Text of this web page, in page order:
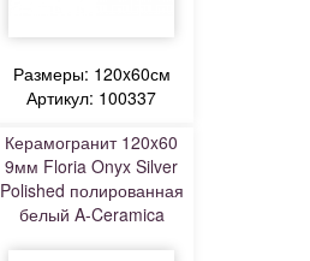
Размеры: 120x60см
Артикул: 100337
Керамогранит 120x60
9мм Floria Onyx Silver
Polished полированная
белый A-Ceramica